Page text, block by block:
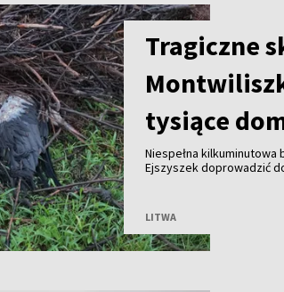
Tragiczne
tysiące
Niespełna kilkuminutowa
Ejszyszek doprowadzić
LITWA